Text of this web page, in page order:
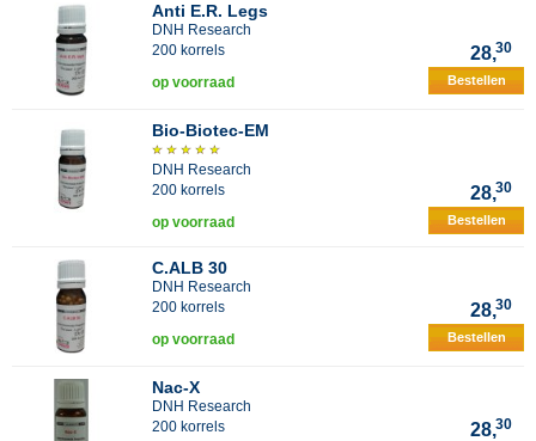
Anti E.R. Legs
DNH Research
200 korrels
28,30
op voorraad Bestellen
Bio-Biotec-EM
DNH Research
200 korrels
28,30
op voorraad Bestellen
C.ALB 30
DNH Research
200 korrels
28,30
op voorraad Bestellen
Nac-X
DNH Research
200 korrels
28,30